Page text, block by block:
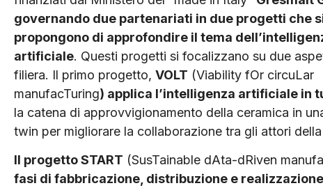
governando due partenariati in due progetti che
propongono di approfondire il tema
artificiale. Questi progetti si focalizzano su due
filiera. Il primo progetto, VOLT (Viability fOr circuLar
manufacTuring) applica l’intelligenza artificiale in
la catena di approvvigionamento della ceramica in
twin per migliorare la collaborazione tra gli attori
Il progetto START (SusTainable dAta-dRiven
fasi di fabbricazione, distribuzione e